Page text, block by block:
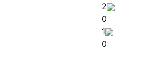
2
0
1
0